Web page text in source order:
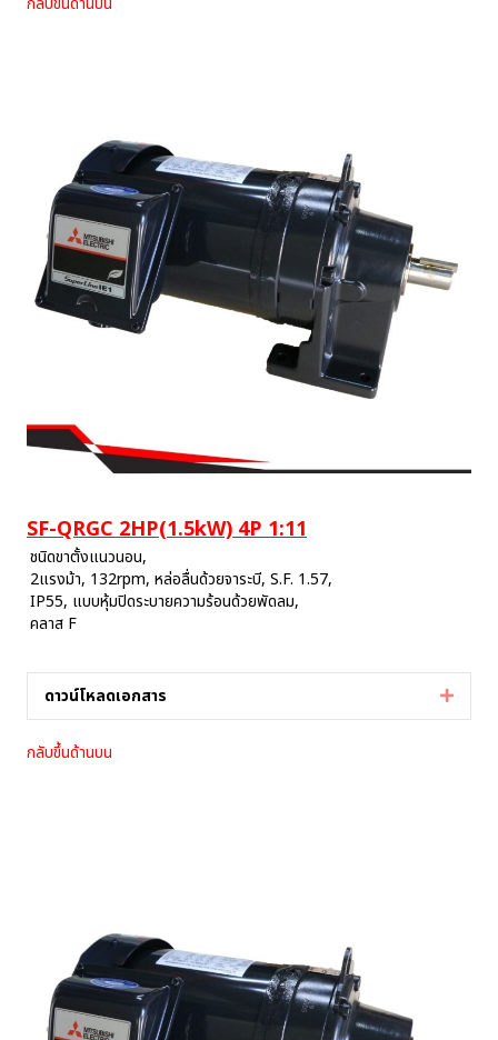
SF-QRGC 2HP(1.5kW) 4P 1:11
ชนิดขาตั้งแนวนอน,
2แรงม้า, 132rpm, หล่อลื่นด้วยจาระบี, S.F. 1.57,
IP55, แบบหุ้มปิดระบายความร้อนด้วยพัดลม,
คลาส F
ดาวน์โหลดเอกสาร
กลับขึ้นด้านบน